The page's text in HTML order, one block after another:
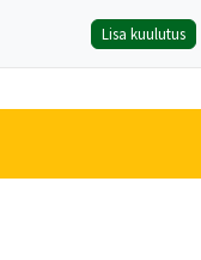
Lisa kuulutus